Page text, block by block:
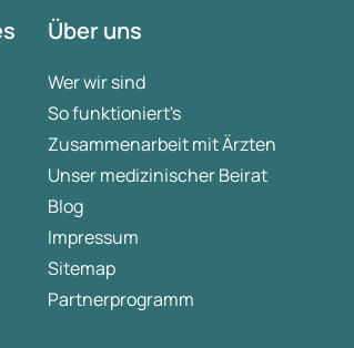
Über uns
Wer wir sind
So funktioniert's
Zusammenarbeit mit Ärzten
Unser medizinischer Beirat
Blog
Impressum
Sitemap
Partnerprogramm